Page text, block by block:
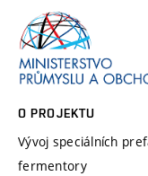
O PROJEKTU
Vývoj speciálních
fermentory